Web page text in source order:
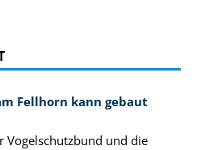
Fellhorn kann gebaut
Vogelschutzbund und die